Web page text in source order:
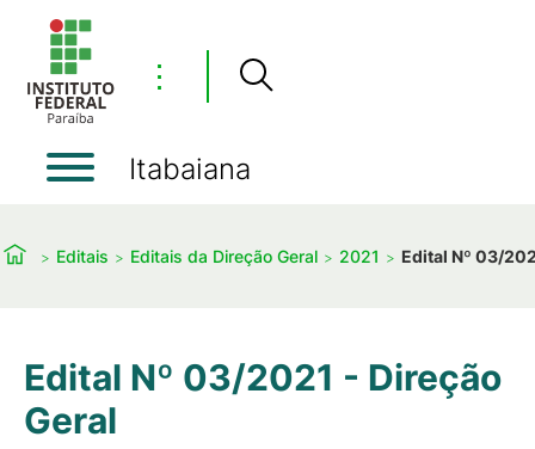
⋮
Itabaiana
Editais Editais da Direção Geral 2021 Edital Nº 03/
Edital Nº 03/2021 - Direção
Geral